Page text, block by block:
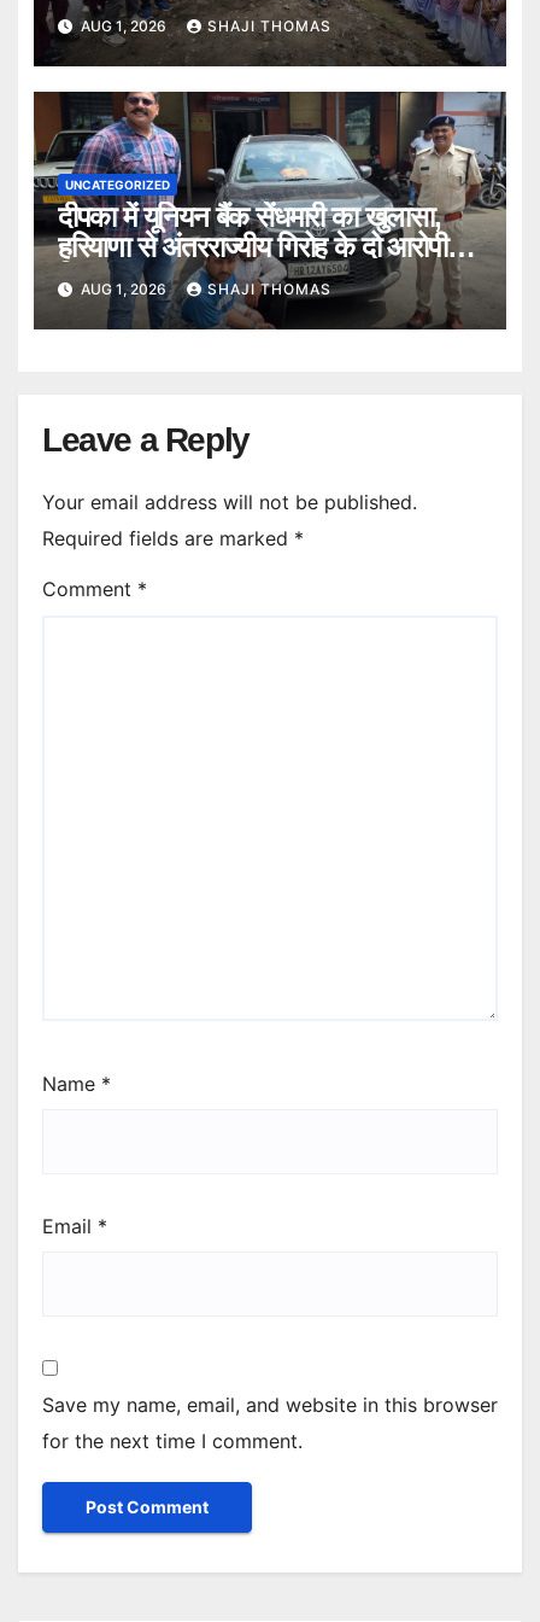
बताए।
AUG 1, 2026 SHAJI THOMAS
UNCATEGORIZED
दीपका में यूनियन बैंक सेंधमारी का खुलासा,
हरियाणा से अंतरराज्यीय गिरोह के दो आरोपी
गिरफ्तार।
AUG 1, 2026 SHAJI THOMAS
Leave a Reply
Your email address will not be published.
Required fields are marked *
Comment *
Name *
Email *
Save my name, email, and website in this browser
for the next time I comment.